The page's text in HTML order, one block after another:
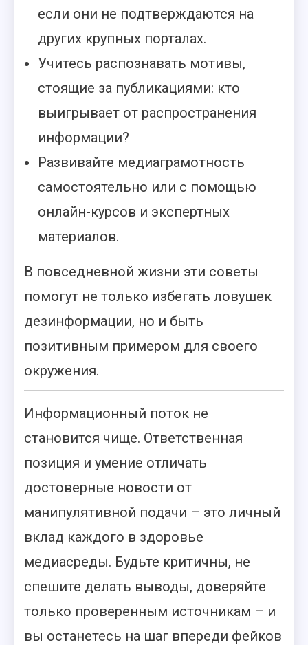
если они не подтверждаются на
других крупных порталах.
Учитесь распознавать мотивы,
стоящие за публикациями: кто
выигрывает от распространения
информации?
Развивайте медиаграмотность
самостоятельно или с помощью
онлайн-курсов и экспертных
материалов.
В повседневной жизни эти советы
помогут не только избегать ловушек
дезинформации, но и быть
позитивным примером для своего
окружения.
Информационный поток не
становится чище. Ответственная
позиция и умение отличать
достоверные новости от
манипулятивной подачи – это личный
вклад каждого в здоровье
медиасреды. Будьте критичны, не
спешите делать выводы, доверяйте
только проверенным источникам – и
вы останетесь на шаг впереди фейков